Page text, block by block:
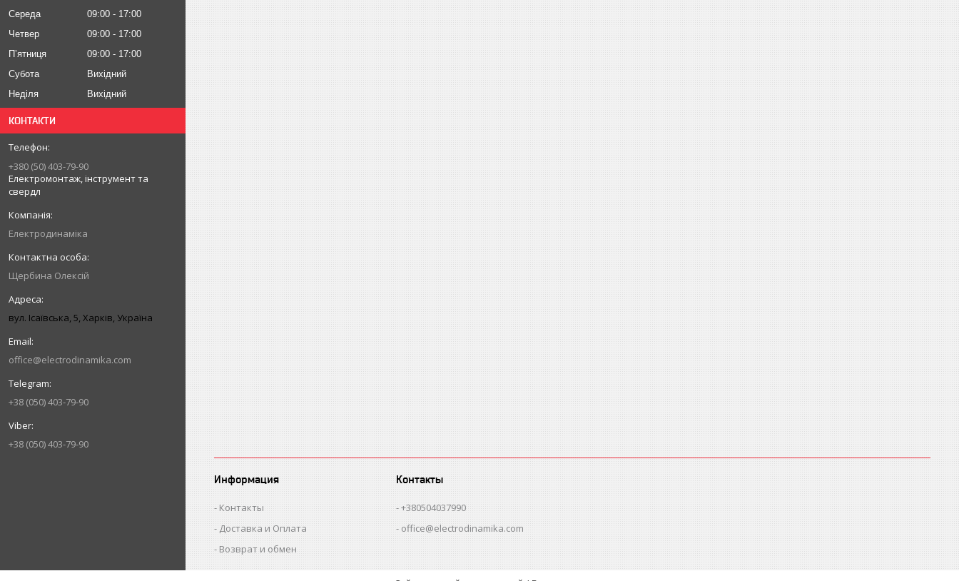
Середа
09:00
17:00
Четвер
09:00
17:00
Пʼятниця
09:00
17:00
Субота
Вихідний
Неділя
Вихідний
КОНТАКТИ
+380 (50) 403-79-90
Електромонтаж, інструмент та
свердл
Електродинаміка
Щербина Олексій
вул. Ісаївська, 5, Харків, Україна
office@electrodinamika.com
+38 (050) 403-79-90
+38 (050) 403-79-90
Информация
Контакты
Доставка и Оплата
Возврат и обмен
Контакты
+380504037990
office@electrodinamika.com